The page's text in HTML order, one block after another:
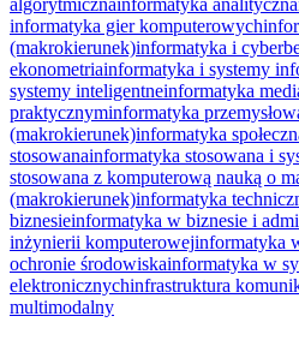
algorytmicznainformatyka analityczna
informatyka gier komputerowych
(makrokierunek)informatyka i
ekonometriainformatyka i systemy
systemy inteligentneinformatyka
praktycznyminformatyka
(makrokierunek)informatyka
stosowanainformatyka stosowana i
stosowana z komputerową nauką o
(makrokierunek)informatyka
biznesieinformatyka w biznesie i
inżynierii komputerowejinformatyka
ochronie środowiskainformatyka w
elektronicznychinfrastruktura
multimodalny